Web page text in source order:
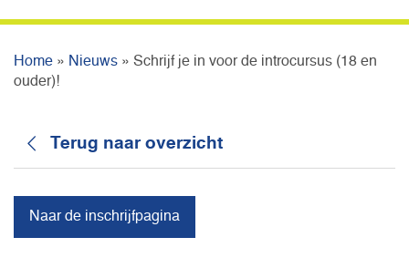
Home » Nieuws » Schrijf je in voor de introcursus (18 en
ouder)!
Terug naar overzicht
Naar de inschrijfpagina